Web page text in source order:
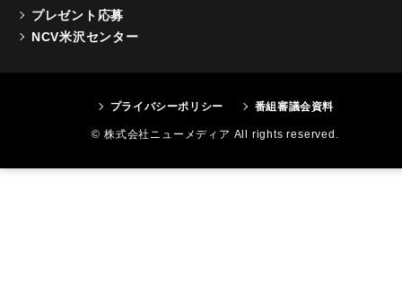
プレゼント応募
NCV米沢センター
プライバシーポリシー 番組審議会資料
© 株式会社ニューメディア All rights reserved.